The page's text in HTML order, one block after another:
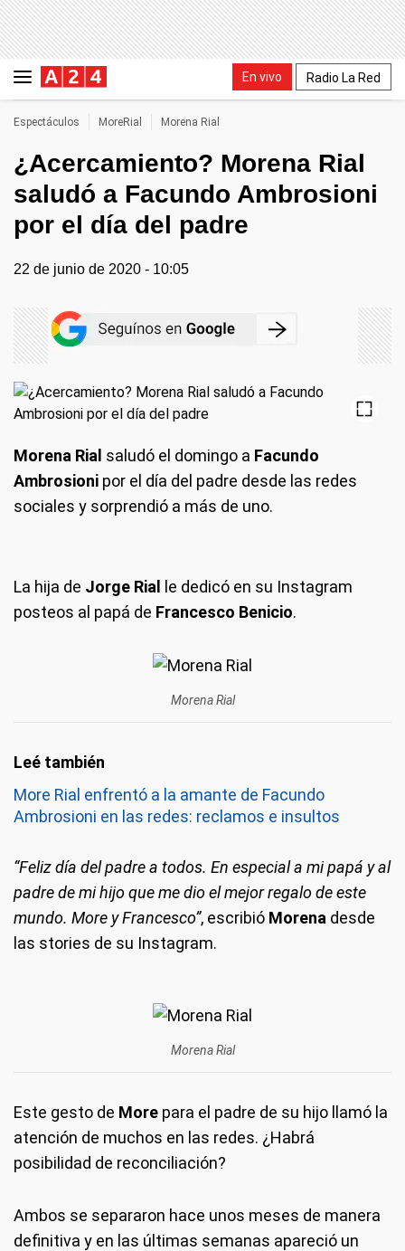
En vivo Radio La Red
Espectáculos MoreRial Morena Rial
¿Acercamiento? Morena Rial
saludó a Facundo Ambrosioni
por el día del padre
22 de junio de 2020 - 10:05
Morena Rial saludó el domingo a Facundo
Ambrosioni por el día del padre desde las redes
sociales y sorprendió a más de uno.
La hija de Jorge Rial
le dedicó en su Instagram
posteos al papá de Francesco Benicio.
Morena Rial
More Rial enfrentó a la amante de Facundo
Ambrosioni en las redes: reclamos e insultos
“Feliz día del padre a todos. En especial a mi papá y al
padre de mi hijo que me dio el mejor regalo de este
mundo. More y Francesco”, escribió Morena desde
las stories de su Instagram.
Morena Rial
Este gesto de More para el padre de su hijo llamó la
atención de muchos en las redes. ¿Habrá
posibilidad de reconciliación?
Ambos se separaron hace unos meses de manera
definitiva y en las últimas semanas apareció un